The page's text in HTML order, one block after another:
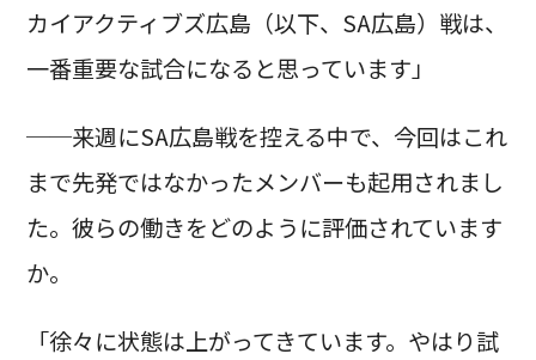
カイアクティブズ広島（以下、SA広島）戦は、
一番重要な試合になると思っています」
──来週にSA広島戦を控える中で、今回はこれ
まで先発ではなかったメンバーも起用されまし
た。彼らの働きをどのように評価されています
か。
「徐々に状態は上がってきています。やはり試